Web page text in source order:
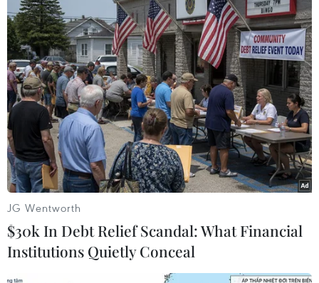
đối lưu phát triển nhanh, gây mưa
lớn ở nhiều địa bàn phía Đông và
phía Nam thành phố như: phường
Gò Vấp, Thạnh Mỹ Tây, Gia Định,
Bình Tân, Tân Phú...
(TTXVN/Vietnam+)
#Mưa đầu mùa #Nắng nóng #Khô hạn
#Dông lốc
Đồng Tháp
JG Wentworth
$30k In Debt Relief Scandal: What Financial
Institutions Quietly Conceal